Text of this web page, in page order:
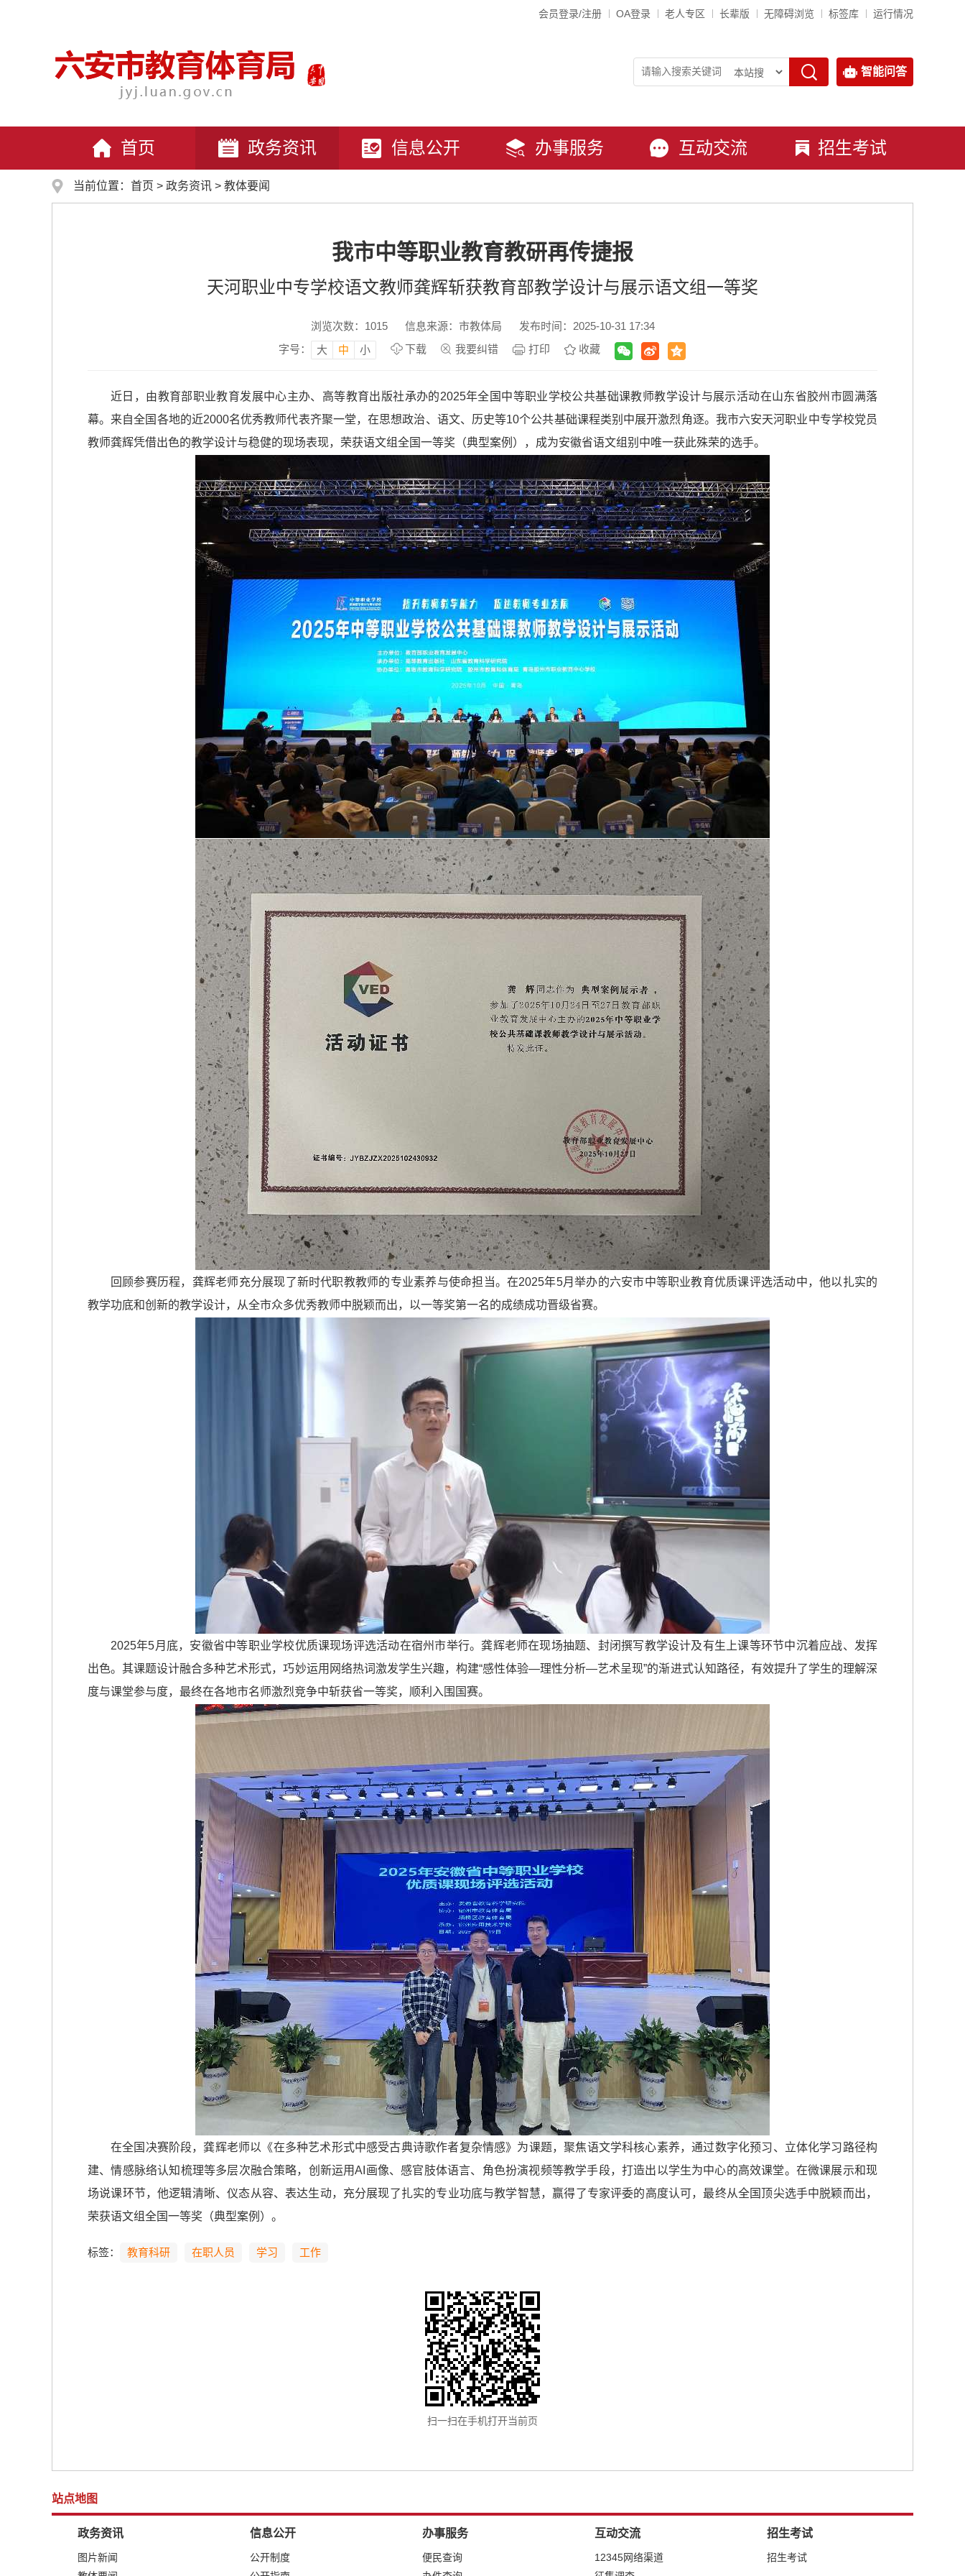
会员登录/注册 OA登录 老人专区 长辈版 无障碍浏览 标签库 运行情况
智能问答
首页 政务资讯 信息公开 办事服务 互动交流 招生考试
当前位置： 首页 > 政务资讯 > 教体要闻
我市中等职业教育教研再传捷报
天河职业中专学校语文教师龚辉斩获教育部教学设计与展示语文组一等奖
浏览次数： 1015 信息来源：市教体局
发布时间：2025-10-31 17:34
字号：
大 中 小 下载 我要纠错 打印 收藏
近日，由教育部职业教育发展中心主办、高等教育出版社承办的2025年全国中等职业学校公共基础课教师教学设计与展示活动在山东省胶州市圆满落
幕。来自全国各地的近2000名优秀教师代表齐聚一堂，在思想政治、语文、历史等10个公共基础课程类别中展开激烈角逐。我市六安天河职业中专学校党员
教师龚辉凭借出色的教学设计与稳健的现场表现，荣获语文组全国一等奖（典型案例），成为安徽省语文组别中唯一获此殊荣的选手。
回顾参赛历程，龚辉老师充分展现了新时代职教教师的专业素养与使命担当。在2025年5月举办的六安市中等职业教育优质课评选活动中，他以扎实的
教学功底和创新的教学设计，从全市众多优秀教师中脱颖而出，以一等奖第一名的成绩成功晋级省赛。
2025年5月底，安徽省中等职业学校优质课现场评选活动在宿州市举行。龚辉老师在现场抽题、封闭撰写教学设计及有生上课等环节中沉着应战、发挥
出色。其课题设计融合多种艺术形式，巧妙运用网络热词激发学生兴趣，构建“感性体验—理性分析—艺术呈现”的渐进式认知路径，有效提升了学生的理解深
度与课堂参与度，最终在各地市名师激烈竞争中斩获省一等奖，顺利入围国赛。
在全国决赛阶段，龚辉老师以《在多种艺术形式中感受古典诗歌作者复杂情感》为课题，聚焦语文学科核心素养，通过数字化预习、立体化学习路径构
建、情感脉络认知梳理等多层次融合策略，创新运用AI画像、感官肢体语言、角色扮演视频等教学手段，打造出以学生为中心的高效课堂。在微课展示和现
场说课环节，他逻辑清晰、仪态从容、表达生动，充分展现了扎实的专业功底与教学智慧，赢得了专家评委的高度认可，最终从全国顶尖选手中脱颖而出，
荣获语文组全国一等奖（典型案例）。
标签： 教育科研 在职人员 学习 工作
扫一扫在手机打开当前页
站点地图
政务资讯
图片新闻
信息公开
公开制度
办事服务
便民查询
互动交流
12345网络渠道
招生考试
招生考试